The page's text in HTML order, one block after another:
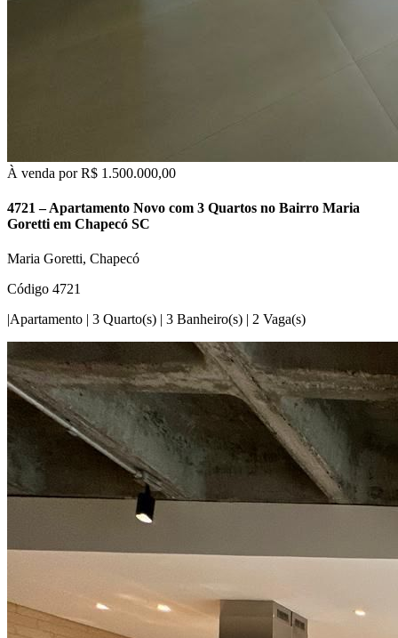
À venda porR$ 1.500.000,00
4721 – Apartamento Novo com 3 Quartos no Bairro Maria
Goretti em Chapecó SC
Maria Goretti, Chapecó
Código 4721
|Apartamento | 3 Quarto(s) | 3 Banheiro(s) | 2 Vaga(s)